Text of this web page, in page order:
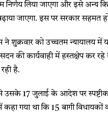
निर्णय लिया जाएगा और इसे अन्य
जाएगा. इस पर सरकार सहमत
ने शुक्रवार को उच्चतम न्यायालय में
की कार्यवाही में हस्तक्षेप कर
रही है.
से उसके 17 जुलाई के आदेश पर
गया था कि 15 बागी